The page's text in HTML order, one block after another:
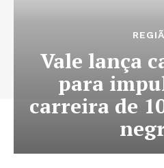
Vale lança
para
carreira de